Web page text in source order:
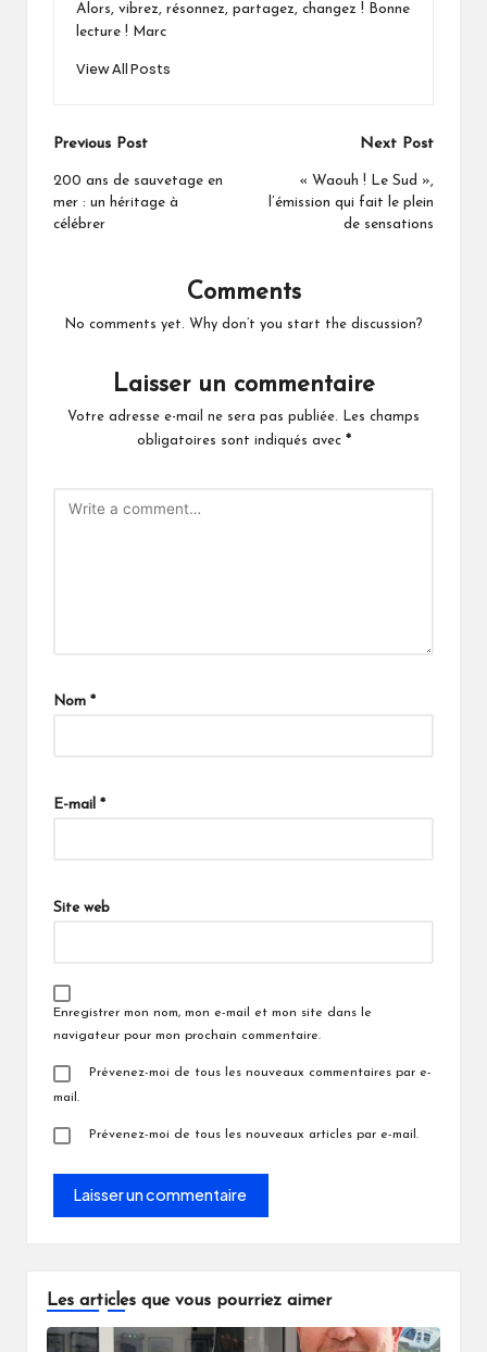
Alors, vibrez, résonnez, partagez, changez ! Bonne
lecture ! Marc
View All Posts
Post
navigation
Previous Post
200 ans de sauvetage en
mer : un héritage à
célébrer
Next Post
« Waouh ! Le Sud »,
l’émission qui fait le plein
de sensations
Comments
No comments yet. Why don’t you start the discussion?
Laisser un commentaire
Votre adresse e-mail ne sera pas publiée.
Les champs
obligatoires sont indiqués avec *
Nom *
E-mail *
Site web
Enregistrer mon nom, mon e-mail et mon site dans le
navigateur pour mon prochain commentaire.
Prévenez-moi de tous les nouveaux commentaires par e-
mail.
Prévenez-moi de tous les nouveaux articles par e-mail.
Les articles que vous pourriez aimer